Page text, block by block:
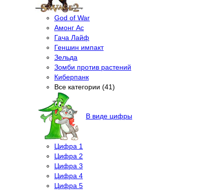
God of War
Амонг Ас
Гача Лайф
Геншин импакт
Зельда
Зомби против растений
Киберпанк
Все категории (41)
В виде цифры
Цифра 1
Цифра 2
Цифра 3
Цифра 4
Цифра 5